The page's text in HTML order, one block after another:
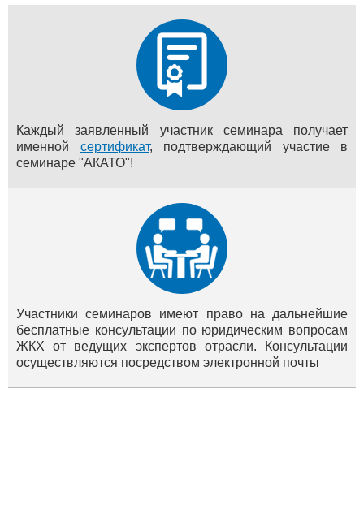
Каждый заявленный участник семинара получает
именной сертификат, подтверждающий участие в
семинаре "АКАТО"!
Участники семинаров имеют право на дальнейшие
бесплатные консультации по юридическим вопросам
ЖКХ от ведущих экспертов отрасли. Консультации
осуществляются посредством электронной почты